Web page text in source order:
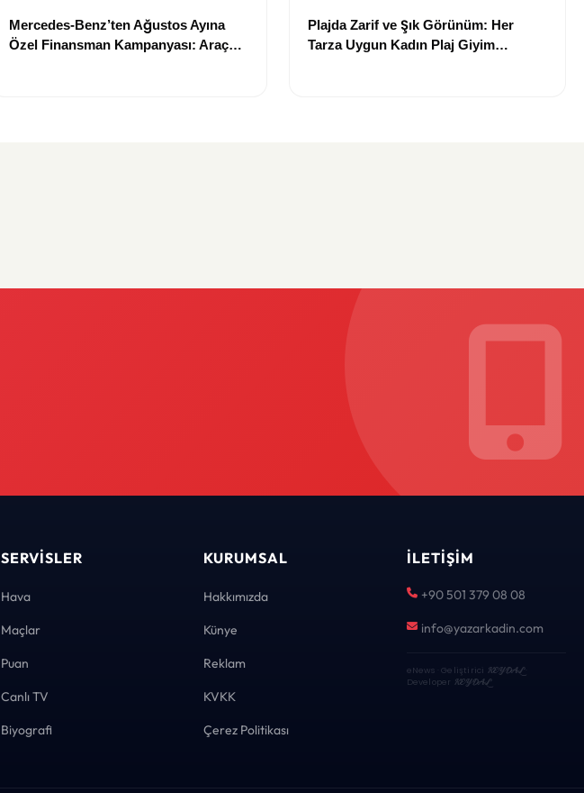
Mercedes-Benz’ten Ağustos Ayına
Özel Finansman Kampanyası: Araç
Plajda Zarif ve Şık Görünüm: Her
Tarza Uygun Kadın Plaj Giyim
SERVISLER
Hava
Maçlar
Puan
Canlı TV
Biyografi
KURUMSAL
Hakkımızda
Künye
Reklam
KVKK
Çerez Politikası
İLETIŞIM
+90 501 379 08 08
info@yazarkadin.com
eNews · Geliştirici KEYDAL·
Developer KEYDAL